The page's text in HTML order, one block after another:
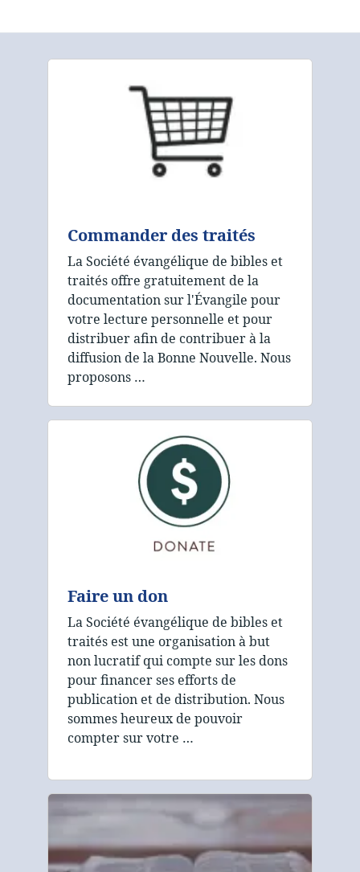
Commander des traités
La Société évangélique de bibles et
traités offre gratuitement de la
documentation sur l'Évangile pour
votre lecture personnelle et pour
distribuer afin de contribuer à la
diffusion de la Bonne Nouvelle. Nous
proposons …
Faire un don
La Société évangélique de bibles et
traités est une organisation à but
non lucratif qui compte sur les dons
pour financer ses efforts de
publication et de distribution. Nous
sommes heureux de pouvoir
compter sur votre …